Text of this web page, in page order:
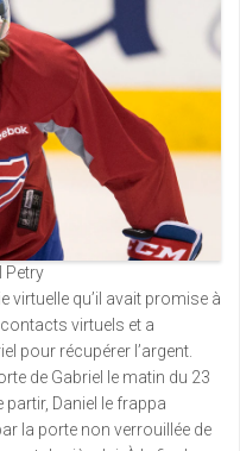
Petry
virtuelle qu’il avait promise à
virtuels et a
pour récupérer l’argent.
de Gabriel le matin du 23
Daniel le frappa
la porte non verrouillée de